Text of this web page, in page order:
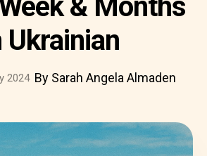
& Months
Ukrainian
2024 By Sarah Angela Almaden